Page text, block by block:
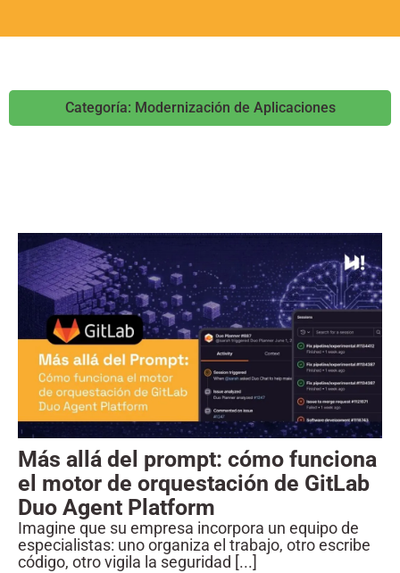
Categoría: Modernización de Aplicaciones
Más allá del prompt: cómo funciona
el motor de orquestación de GitLab
Duo Agent Platform
Imagine que su empresa incorpora un equipo de
especialistas: uno organiza el trabajo, otro escribe
código, otro vigila la seguridad [...]